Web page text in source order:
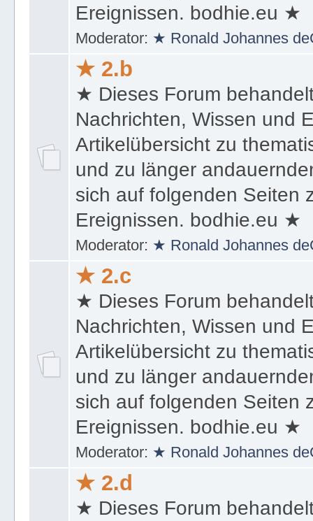
Ereignissen. bodhie.eu ★
Moderator: ★ Ronald Johannes
★ 2.b
★ Dieses Forum
Nachrichten, Wissen und
Artikelübersicht zu
und zu länger
sich auf folgenden Seiten
Ereignissen. bodhie.eu ★
Moderator: ★ Ronald Johannes
★ 2.c
★ Dieses Forum
Nachrichten, Wissen und
Artikelübersicht zu
und zu länger
sich auf folgenden Seiten
Ereignissen. bodhie.eu ★
Moderator: ★ Ronald Johannes
★ 2.d
★ Dieses Forum